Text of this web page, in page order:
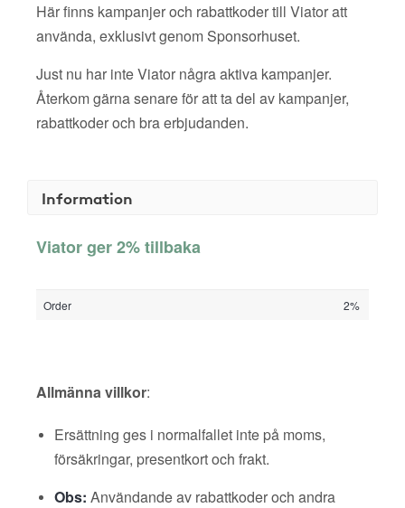
Här finns kampanjer och rabattkoder till Viator att
använda, exklusivt genom Sponsorhuset.
Just nu har inte Viator några aktiva kampanjer.
Återkom gärna senare för att ta del av kampanjer,
rabattkoder och bra erbjudanden.
Information
Viator ger 2% tillbaka
Order 2%
Allmänna villkor:
Ersättning ges i normalfallet inte på moms,
försäkringar, presentkort och frakt.
Obs: Användande av rabattkoder och andra